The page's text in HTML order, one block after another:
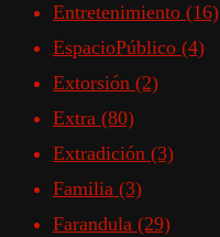
Entretenimiento (16)
EspacioPúblico (4)
Extorsión (2)
Extra (80)
Extradición (3)
Familia (3)
Farandula (29)